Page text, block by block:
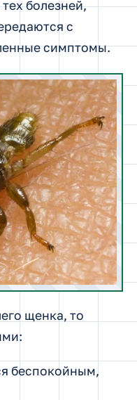
болезней,
с
симптомы.
щенка, то
беспокойным,